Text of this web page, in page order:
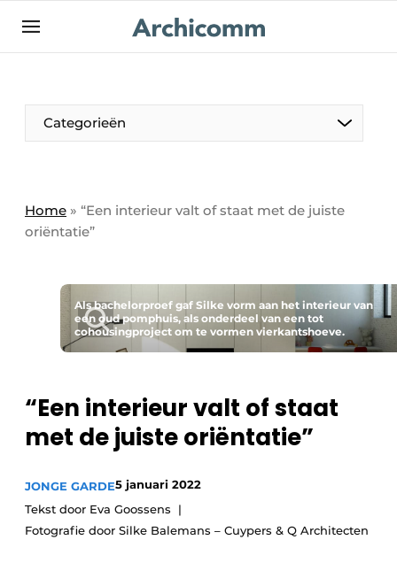
NL be-FR
Categorieën
Home » “Een interieur valt of staat met de juiste
oriëntatie”
Als bachelorproef gaf Silke vorm aan het interieur van
een oud pomphuis, als onderdeel van een tot
cohousingproject om te vormen vierkantshoeve.
“Een interieur valt of staat
met de juiste oriëntatie”
JONGE GARDE5 januari 2022
Tekst door Eva Goossens
Fotografie door Silke Balemans – Cuypers & Q Architecten